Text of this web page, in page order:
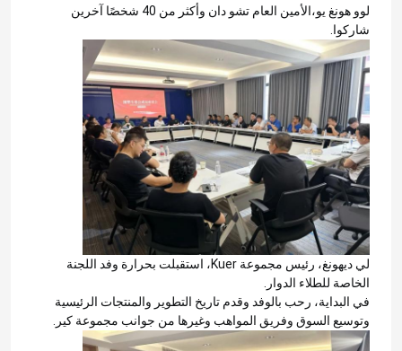
لوو هونغ يو،الأمين العام تشو دان وأكثر من 40 شخصًا آخرين
شاركوا.
لي ديهونغ، رئيس مجموعة Kuer، استقبلت بحرارة وفد اللجنة
الخاصة للطلاء الدوار.
في البداية، رحب بالوفد وقدم تاريخ التطوير والمنتجات الرئيسية
وتوسيع السوق وفريق المواهب وغيرها من جوانب مجموعة كير.